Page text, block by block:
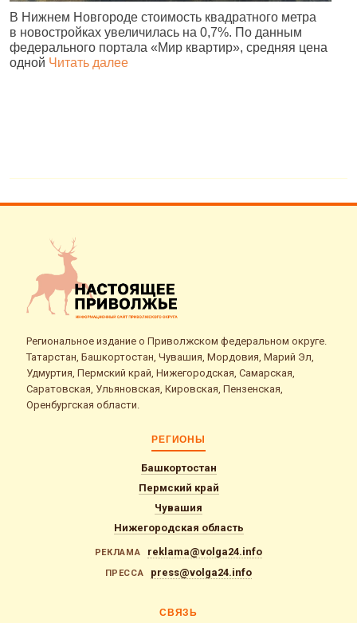
В Нижнем Новгороде стоимость квадратного метра
в новостройках увеличилась на 0,7%. По данным
федерального портала «Мир квартир», средняя цена
одной Читать далее
Региональное издание о Приволжском федеральном округе.
Татарстан, Башкортостан, Чувашия, Мордовия, Марий Эл,
Удмуртия, Пермский край, Нижегородская, Самарская,
Саратовская, Ульяновская, Кировская, Пензенская,
Оренбургская области.
РЕГИОНЫ
Башкортостан
Пермский край
Чувашия
Нижегородская область
РЕКЛАМА reklama@volga24.info
ПРЕССА press@volga24.info
СВЯЗЬ